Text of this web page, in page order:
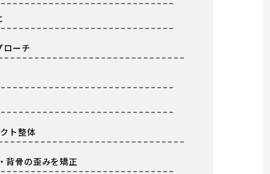
ーチ
ト整体
背骨の歪みを矯正